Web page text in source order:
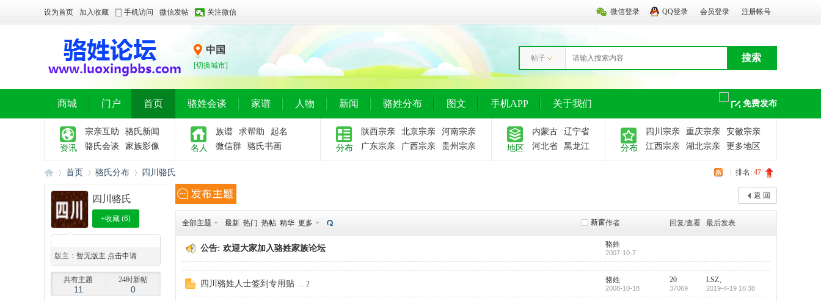
微信登录 QQ登录 会员登录 注册帐号
设为首页 加入收藏 手机访问 微信发帖 关注微信
中国
[切换城市]
帖子 搜索
免费发布
商城 门户 首页 骆姓会谈 家谱 人物 新闻 骆姓分布 图文 手机APP 关于我们
资讯
宗亲互助
骆氏新闻
骆氏会谈
家族影像 名人
族谱 求帮助
起名
微信群
骆氏书画 分布
陕西宗亲 北京宗亲
河南宗亲
广东宗亲
广西宗亲 贵州宗亲 地区
内蒙古
辽宁省
河北省
黑龙江 分布
四川宗亲 重庆宗亲
安徽宗亲
江西宗亲
湖北宗亲 更多地区
骆 »
首页
›
骆氏分布
›
四川骆氏 排名: 47
四川骆氏
+收藏 (6)
版主： 暂无版主 点击申请
◆
◆
共有主题
11
24时新帖
0
返 回
新窗
全部主题 最新 热门 热帖 精华 更多 作者 回复/查看 最后发表
公告: 欢迎大家加入骆姓家族论坛 骆姓
2007-10-7
四川骆姓人士签到专用贴 ... 2 骆姓
2008-10-18
20
37069
LSZ、
2019-4-19 16:38